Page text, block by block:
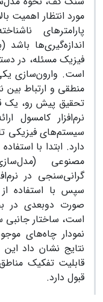
مورد انتظار اهمیت
پارامترهای
اندازه‌گیری‌ها
فیزیک مسئله، در
است. وارون‌سازی
منطقی و ارتباط بین
تحقیق پیش رو، یک
نرم‌افزار کامسول
سیستم‌های فیزیکی
دارد. ابتدا با
مصنوعی
گرانی‌سنجی در
سپس با استفاده
صورت دوبعدی در
است، ساختار
نمودار چاه‌های
نتایج نشان داد
قابلیت تفکیک
قبول دارد.